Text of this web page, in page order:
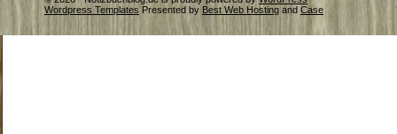
Wordpress Templates Presented by Best Web Hosting and Case